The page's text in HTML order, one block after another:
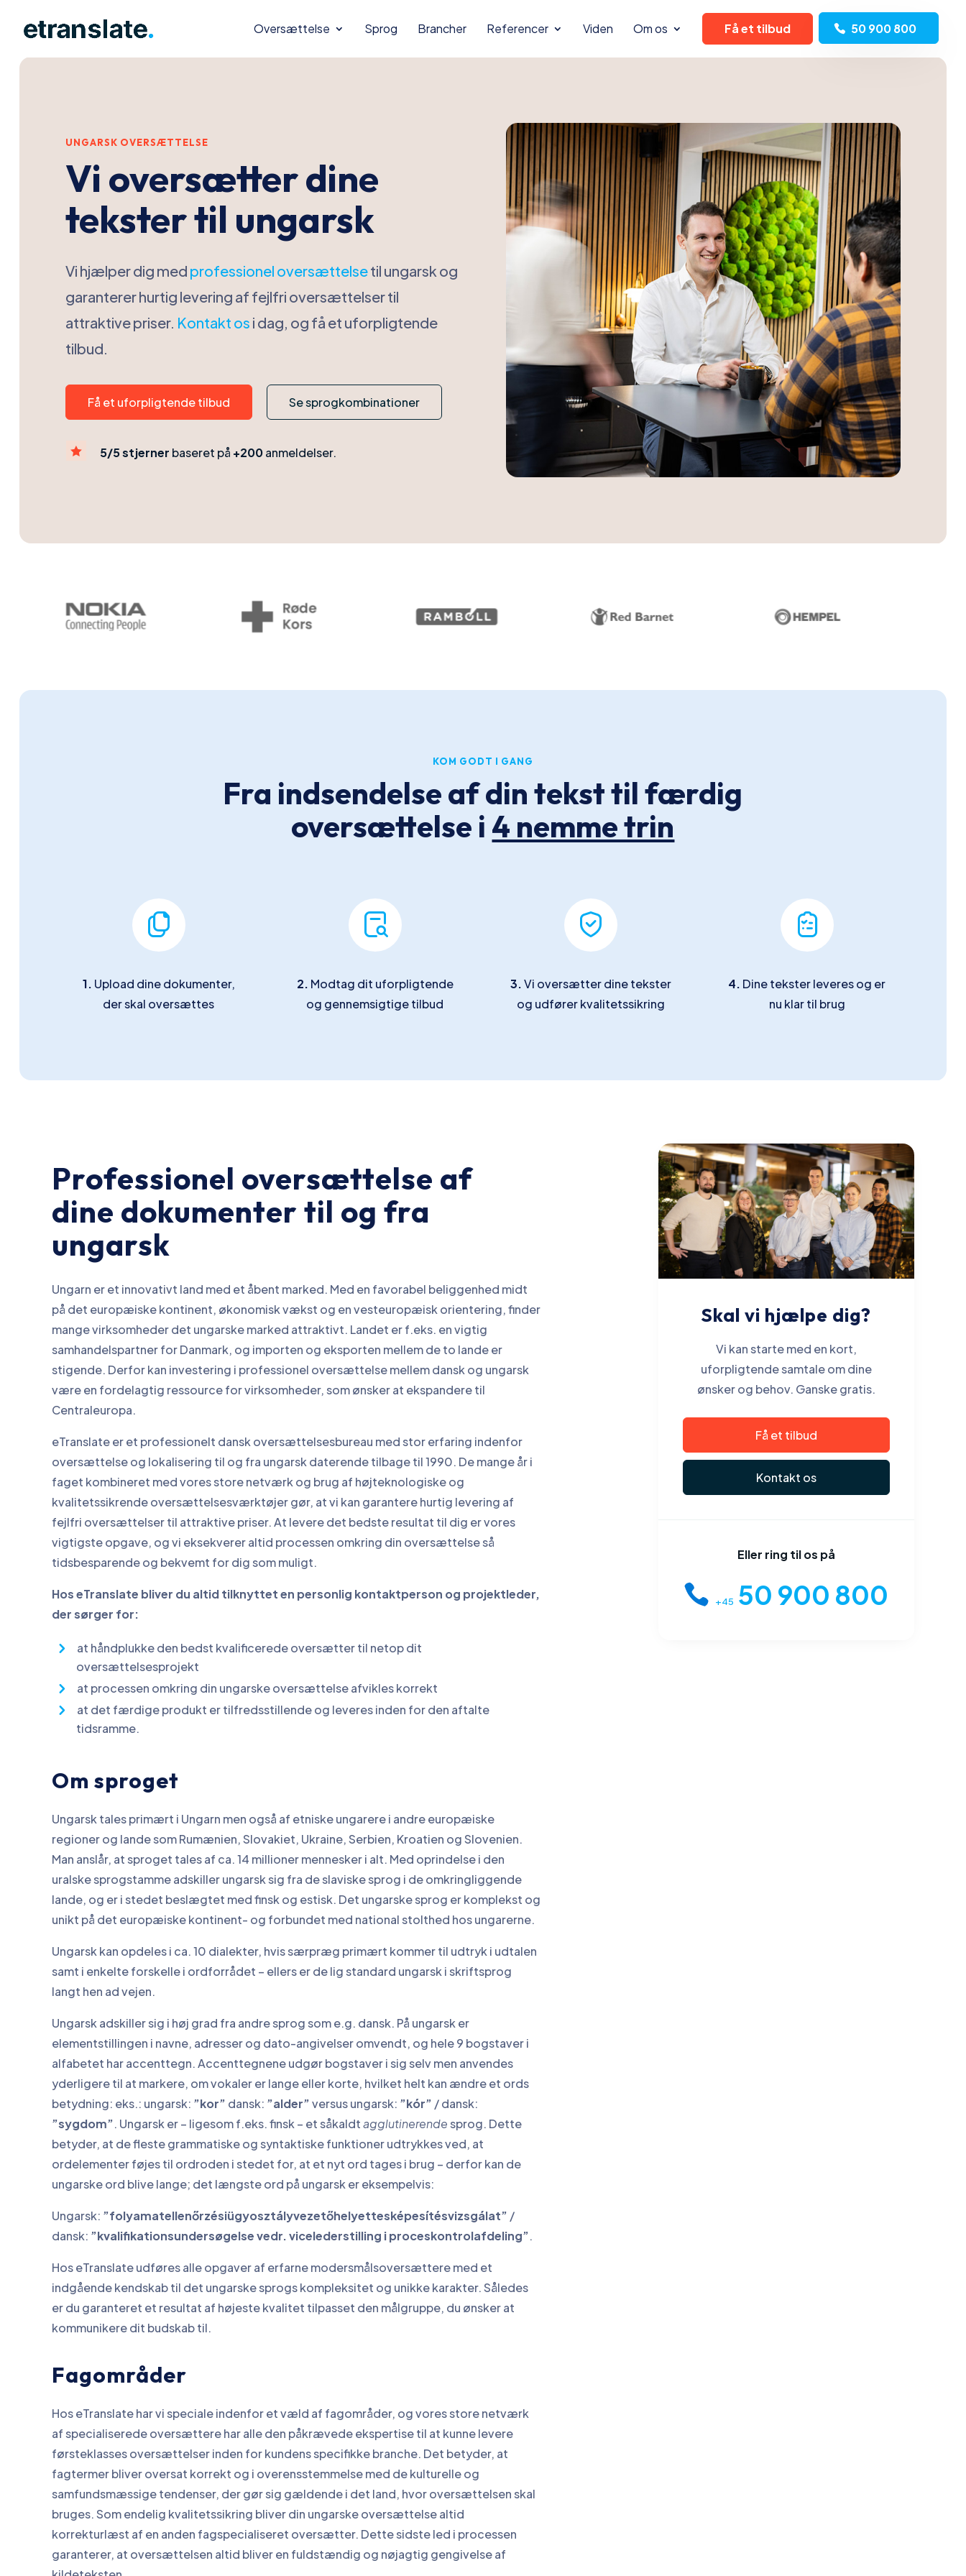
Oversættelse Sprog Brancher Referencer Viden Om os Få et tilbud 50 900 800
UNGARSK OVERSÆTTELSE
Vi oversætter dine
tekster til ungarsk
Vi hjælper dig med professionel oversættelsetil ungarsk og
garanterer hurtig levering af fejlfri oversættelser til
attraktive priser. Kontakt os i dag, og få et uforpligtende
tilbud.
Få et uforpligtende tilbud Se sprogkombinationer
 5/5 stjerner baseret på +200anmeldelser.
KOM GODT I GANG
Fra indsendelse af din tekst til færdig
oversættelse i 4 nemme trin
1. Upload dine dokumenter,
der skal oversættes
2. Modtag dit uforpligtende
og gennemsigtige tilbud
3.Vi oversætter dine tekster
og udfører kvalitetssikring
4. Dine tekster leveres og er
nu klar til brug
Professionel oversættelse af
dine dokumenter til og fra
ungarsk
Ungarn er et innovativt land med et åbent marked. Med en favorabel beliggenhed midt
på det europæiske kontinent, økonomisk vækst og en vesteuropæisk orientering, finder
mange virksomheder det ungarske marked attraktivt. Landet er f.eks. en vigtig
samhandelspartner for Danmark, og importen og eksporten mellem de to lande er
stigende. Derfor kan investering i professionel oversættelse mellem dansk og ungarsk
være en fordelagtig ressource for virksomheder, som ønsker at ekspandere til
Centraleuropa.
eTranslate er et professionelt dansk oversættelsesbureau med stor erfaring indenfor
oversættelse og lokalisering til og fra ungarsk daterende tilbage til 1990. De mange år i
faget kombineret med vores store netværk og brug af højteknologiske og
kvalitetssikrende oversættelsesværktøjer gør, at vi kan garantere hurtig levering af
fejlfri oversættelser til attraktive priser. At levere det bedste resultat til dig er vores
vigtigste opgave, og vi eksekverer altid processen omkring din oversættelse så
tidsbesparende og bekvemt for dig som muligt.
Hos eTranslate bliver du altid tilknyttet en personlig kontaktperson og projektleder,
der sørger for:
at håndplukke den bedst kvalificerede oversætter til netop dit
oversættelsesprojekt
at processen omkring din ungarske oversættelse afvikles korrekt
at det færdige produkt er tilfredsstillende og leveres inden for den aftalte
tidsramme.
Om sproget
Ungarsk tales primært i Ungarn men også af etniske ungarere i andre europæiske
regioner og lande som Rumænien, Slovakiet, Ukraine, Serbien, Kroatien og Slovenien.
Man anslår, at sproget tales af ca. 14 millioner mennesker i alt. Med oprindelse i den
uralske sprogstamme adskiller ungarsk sig fra de slaviske sprog i de omkringliggende
lande, og er i stedet beslægtet med finsk og estisk. Det ungarske sprog er komplekst og
unikt på det europæiske kontinent- og forbundet med national stolthed hos ungarerne.
Ungarsk kan opdeles i ca. 10 dialekter, hvis særpræg primært kommer til udtryk i udtalen
samt i enkelte forskelle i ordforrådet – ellers er de lig standard ungarsk i skriftsprog
langt hen ad vejen.
Ungarsk adskiller sig i høj grad fra andre sprog som e.g. dansk. På ungarsk er
elementstillingen i navne, adresser og dato-angivelser omvendt, og hele 9 bogstaver i
alfabetet har accenttegn. Accenttegnene udgør bogstaver i sig selv men anvendes
yderligere til at markere, om vokaler er lange eller korte, hvilket helt kan ændre et ords
betydning: eks.: ungarsk: ”kor” dansk: ”alder”versus ungarsk: ”kór” / dansk:
”sygdom”. Ungarsk er – ligesom f.eks. finsk – et såkaldtagglutinerendesprog. Dette
betyder, at de fleste grammatiske og syntaktiske funktioner udtrykkes ved, at
ordelementer føjes til ordroden i stedet for, at et nyt ord tages i brug – derfor kan de
ungarske ord blive lange; det længste ord på ungarsk er eksempelvis:
Ungarsk: ”folyamatellenőrzésiügyosztályvezetőhelyettesképesítésvizsgálat” /
dansk: ”kvalifikationsundersøgelse vedr. vicelederstilling i proceskontrolafdeling”.
Hos eTranslate udføres alle opgaver af erfarne modersmålsoversættere med et
indgående kendskab til det ungarske sprogs kompleksitet og unikke karakter. Således
er du garanteret et resultat af højeste kvalitet tilpasset den målgruppe, du ønsker at
kommunikere dit budskab til.
Fagområder
Hos eTranslate har vi speciale indenfor et væld af fagområder, og vores store netværk
af specialiserede oversættere har alle den påkrævede ekspertise til at kunne levere
førsteklasses oversættelser inden for kundens specifikke branche. Det betyder, at
fagtermer bliver oversat korrekt og i overensstemmelse med de kulturelle og
samfundsmæssige tendenser, der gør sig gældende i det land, hvor oversættelsen skal
bruges. Som endelig kvalitetssikring bliver din ungarske oversættelse altid
korrekturlæst af en anden fagspecialiseret oversætter. Dette sidste led i processen
garanterer, at oversættelsen altid bliver en fuldstændig og nøjagtig gengivelse af
Skal vi hjælpe dig?
Vi kan starte med en kort,
uforpligtende samtale om dine
ønsker og behov. Ganske gratis.
Få et tilbud
Kontakt os
Eller ring til os på
+45 50 900 800